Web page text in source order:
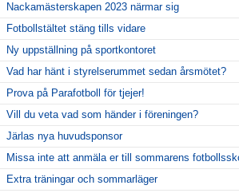
Nackamästerskapen 2023 närmar sig
Fotbollstältet stäng tills vidare
Ny uppställning på sportkontoret
Vad har hänt i styrelserummet sedan årsmötet?
Prova på Parafotboll för tjejer!
Vill du veta vad som händer i föreningen?
Järlas nya huvudsponsor
Missa inte att anmäla er till sommarens
Extra träningar och sommarläger